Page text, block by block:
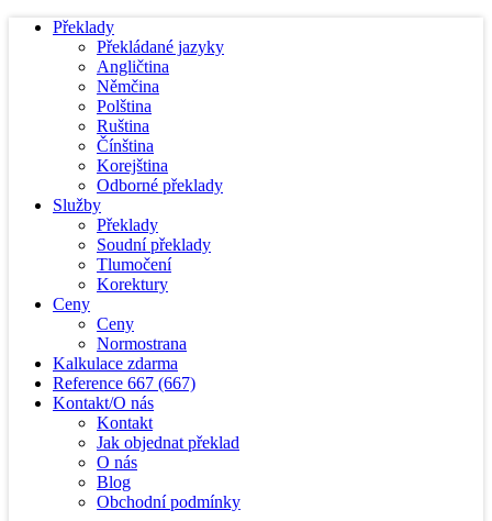
Překlady
Překládané jazyky
Angličtina
Němčina
Polština
Ruština
Čínština
Korejština
Odborné překlady
Služby
Překlady
Soudní překlady
Tlumočení
Korektury
Ceny
Ceny
Normostrana
Kalkulace zdarma
Reference 667 (667)
Kontakt/O nás
Kontakt
Jak objednat překlad
O nás
Blog
Obchodní podmínky